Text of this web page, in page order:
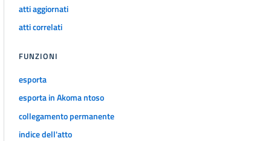
atti aggiornati
atti correlati
FUNZIONI
esporta
esporta in Akoma ntoso
collegamento permanente
indice dell'atto